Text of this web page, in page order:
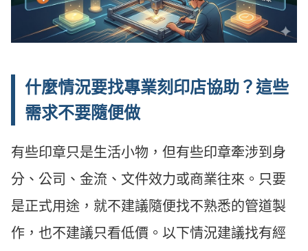
什麼情況要找專業刻印店協助？這些
需求不要隨便做
有些印章只是生活小物，但有些印章牽涉到身
分、公司、金流、文件效力或商業往來。只要
是正式用途，就不建議隨便找不熟悉的管道製
作，也不建議只看低價。以下情況建議找有經